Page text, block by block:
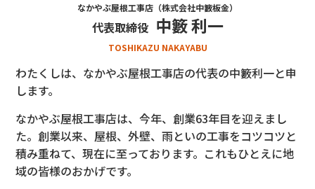
なかやぶ屋根工事店（株式会社中籔板金）
代表取締役 中籔 利一
TOSHIKAZU NAKAYABU
わたくしは、なかやぶ屋根工事店の代表の中籔利一と申
します。
なかやぶ屋根工事店は、今年、創業63年目を迎えまし
た。創業以来、屋根、外壁、雨といの工事をコツコツと
積み重ねて、現在に至っております。これもひとえに地
域の皆様のおかげです。